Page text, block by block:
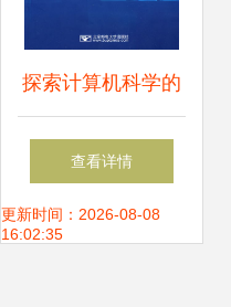
探索计算机科学的
核心使命 从软件开
发到网络安全的多
查看详情
更新时间：2026-08-08
16:02:35